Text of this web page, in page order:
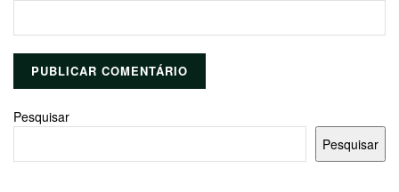
Pesquisar
Pesquisar